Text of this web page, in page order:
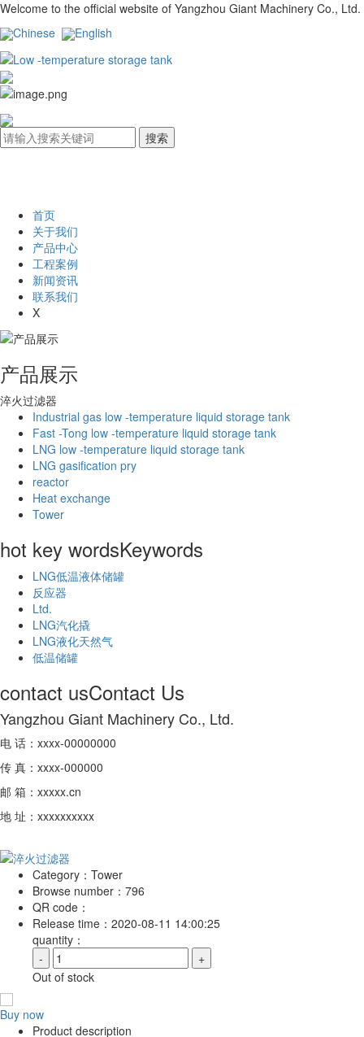
Welcome to the official website of Yangzhou Giant Machinery Co., Ltd.
Chinese
English
首页
关于我们
产品中心
工程案例
新闻资讯
联系我们
X
产品展示
淬火过滤器
Industrial gas low -temperature liquid storage tank
Fast -Tong low -temperature liquid storage tank
LNG low -temperature liquid storage tank
LNG gasification pry
reactor
Heat exchange
Tower
hot key wordsKeywords
LNG低温液体储罐
反应器
Ltd.
LNG汽化撬
LNG液化天然气
低温储罐
contact usContact Us
Yangzhou Giant Machinery Co., Ltd.
电 话：xxxx-00000000
传 真：xxxx-000000
邮 箱：xxxxx.cn
地 址：xxxxxxxxxx
Category： Tower
Browse number： 796
QR code：
Release time： 2020-08-11 14:00:25
quantity：
-
+
Out of stock
Buy now
Product description